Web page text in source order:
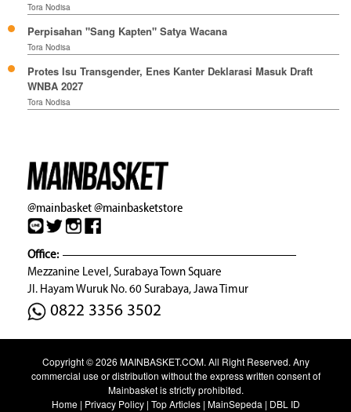
Tora Nodisa
Perpisahan "Sang Kapten" Satya Wacana
Tora Nodisa
Protes Isu Transgender, Enes Kanter Deklarasi Masuk Draft
WNBA 2027
Tora Nodisa
@mainbasket@mainbasketstore
Office:
Mezzanine Level, Surabaya Town Square
Jl. Hayam Wuruk No. 60 Surabaya, Jawa Timur
0822 3356 3502
Copyright © 2026 MAINBASKET.COM. All Right Reserved. Any
commercial use or distribution without the express written consent of
Mainbasket is strictly prohibited.
Home| Privacy Policy| Top Articles| MainSepeda | DBL ID